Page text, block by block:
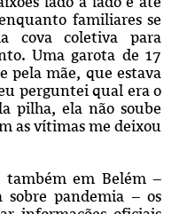
familiares se
cova coletiva para
Uma garota de 17
pela mãe, que estava
perguntei qual era o
pilha, ela não soube
as vítimas me deixou
também em Belém –
pandemia – os